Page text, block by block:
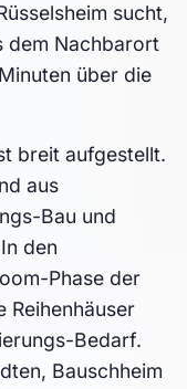
sucht,
dem Nachbarort
über die
breit aufgestellt.
aus
Bau und
den
Phase der
Reihenhäuser
Bedarf.
Bauschheim